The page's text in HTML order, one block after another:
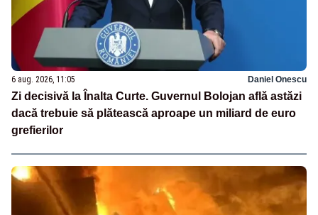
6 aug. 2026, 11:05 Daniel Onescu
Zi decisivă la Înalta Curte. Guvernul Bolojan află astăzi
dacă trebuie să plătească aproape un miliard de euro
grefierilor